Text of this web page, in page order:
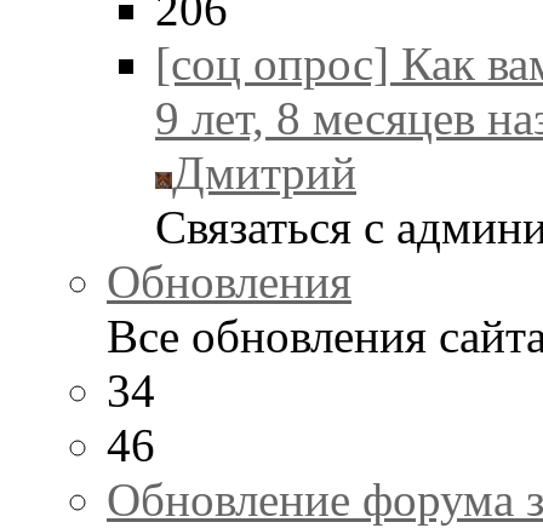
[соц опрос] Как
9 лет, 8 месяцев
Дмитрий
Связаться с
Обновления
Все обновления
34
46
Обновление форума